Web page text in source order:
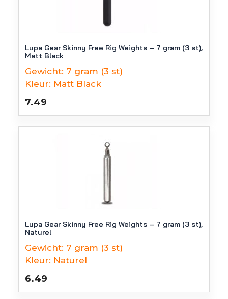
Lupa Gear Skinny Free Rig Weights – 7 gram (3 st),
Matt Black
Gewicht: 7 gram (3 st)
Kleur: Matt Black
7.49
Lupa Gear Skinny Free Rig Weights – 7 gram (3 st),
Naturel
Gewicht: 7 gram (3 st)
Kleur: Naturel
6.49